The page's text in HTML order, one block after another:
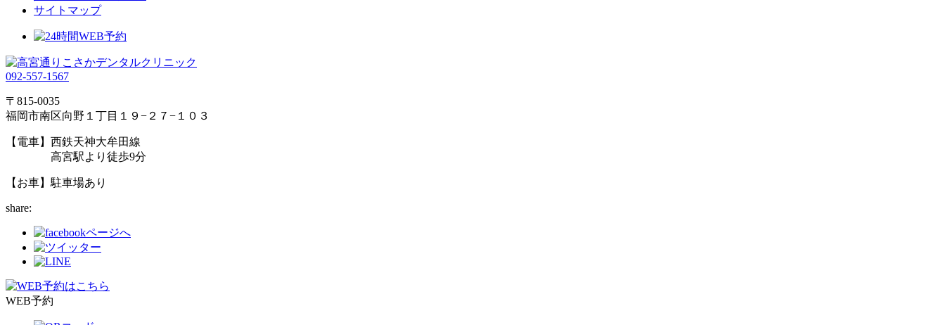
サイトマップ
092-557-1567
〒815-0035
福岡市南区向野１丁目１９−２７−１０３
【電車】西鉄天神大牟田線
高宮駅より徒歩9分
【お車】駐車場あり
share:
WEB予約